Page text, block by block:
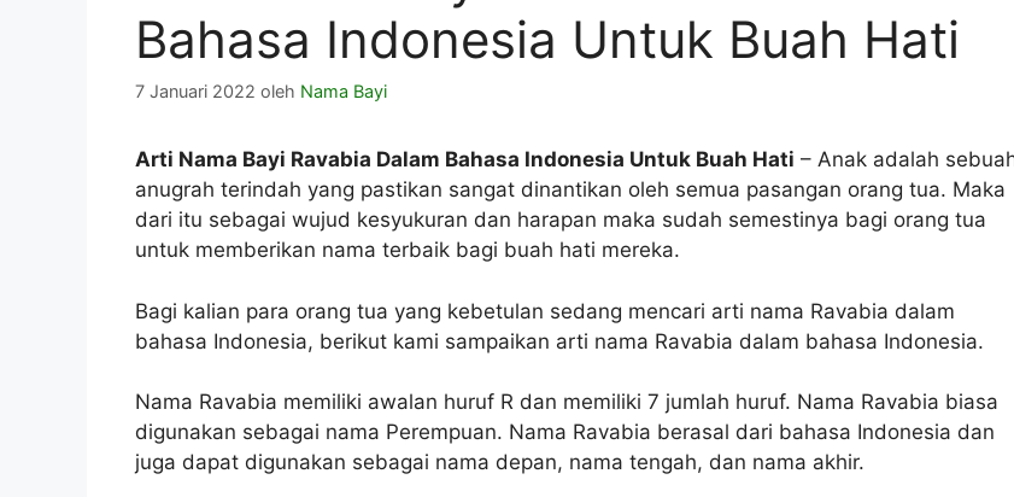
Bahasa Indonesia Untuk Buah Hati
7 Januari 2022 oleh Nama Bayi
Arti Nama Bayi Ravabia Dalam Bahasa Indonesia Untuk Buah Hati – Anak adalah
anugrah terindah yang pastikan sangat dinantikan oleh semua pasangan orang tua. Maka
dari itu sebagai wujud kesyukuran dan harapan maka sudah semestinya bagi orang tua
untuk memberikan nama terbaik bagi buah hati mereka.
Bagi kalian para orang tua yang kebetulan sedang mencari arti nama Ravabia dalam
bahasa Indonesia, berikut kami sampaikan arti nama Ravabia dalam bahasa Indonesia.
Nama Ravabia memiliki awalan huruf R dan memiliki 7 jumlah huruf. Nama Ravabia biasa
digunakan sebagai nama Perempuan. Nama Ravabia berasal dari bahasa Indonesia dan
juga dapat digunakan sebagai nama depan, nama tengah, dan nama akhir.